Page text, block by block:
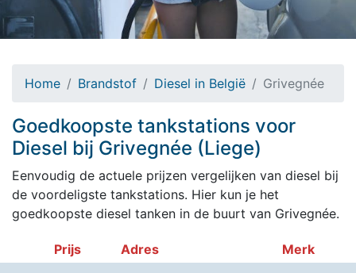
Home Brandstof Diesel in België Grivegnée
Goedkoopste tankstations voor
Diesel bij Grivegnée (Liege)
Eenvoudig de actuele prijzen vergelijken van diesel bij
de voordeligste tankstations. Hier kun je het
goedkoopste diesel tanken in de buurt van Grivegnée.
Prijs Adres Merk